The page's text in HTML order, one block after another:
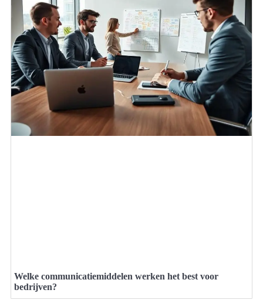
Welke communicatiemiddelen werken het best voor
bedrijven?